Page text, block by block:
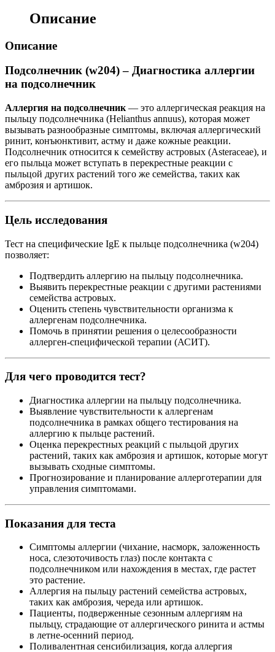
Описание
Описание
Подсолнечник (w204) – Диагностика аллергии
на подсолнечник
Аллергия на подсолнечник — это аллергическая реакция на
пыльцу подсолнечника (Helianthus annuus), которая может
вызывать разнообразные симптомы, включая аллергический
ринит, конъюнктивит, астму и даже кожные реакции.
Подсолнечник относится к семейству астровых (Asteraceae), и
его пыльца может вступать в перекрестные реакции с
пыльцой других растений того же семейства, таких как
амброзия и артишок.
Цель исследования
Тест на специфические IgE к пыльце подсолнечника (w204)
позволяет:
Подтвердить аллергию на пыльцу подсолнечника.
Выявить перекрестные реакции с другими растениями
семейства астровых.
Оценить степень чувствительности организма к
аллергенам подсолнечника.
Помочь в принятии решения о целесообразности
аллерген-специфической терапии (АСИТ).
Для чего проводится тест?
Диагностика аллергии на пыльцу подсолнечника.
Выявление чувствительности к аллергенам
подсолнечника в рамках общего тестирования на
аллергию к пыльце растений.
Оценка перекрестных реакций с пыльцой других
растений, таких как амброзия и артишок, которые могут
вызывать сходные симптомы.
Прогнозирование и планирование аллерготерапии для
управления симптомами.
Показания для теста
Симптомы аллергии (чихание, насморк, заложенность
носа, слезоточивость глаз) после контакта с
подсолнечником или нахождения в местах, где растет
это растение.
Аллергия на пыльцу растений семейства астровых,
таких как амброзия, череда или артишок.
Пациенты, подверженные сезонным аллергиям на
пыльцу, страдающие от аллергического ринита и астмы
в летне-осенний период.
Поливалентная сенсибилизация, когда аллергия